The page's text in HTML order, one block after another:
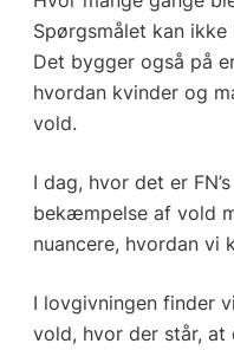
Spørgsmålet kan
Det bygger også på
hvordan kvinder og
vold.
I dag, hvor det er
bekæmpelse af vold
nuancere, hvordan vi
I lovgivningen finder
vold, hvor der står,